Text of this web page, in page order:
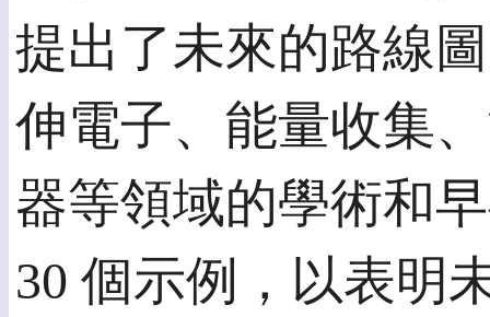
提出了未來的路線
伸電子、能量收集
器等領域的學術和
30 個示例，以表明